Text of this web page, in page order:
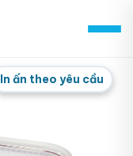
In ấn theo yêu cầu